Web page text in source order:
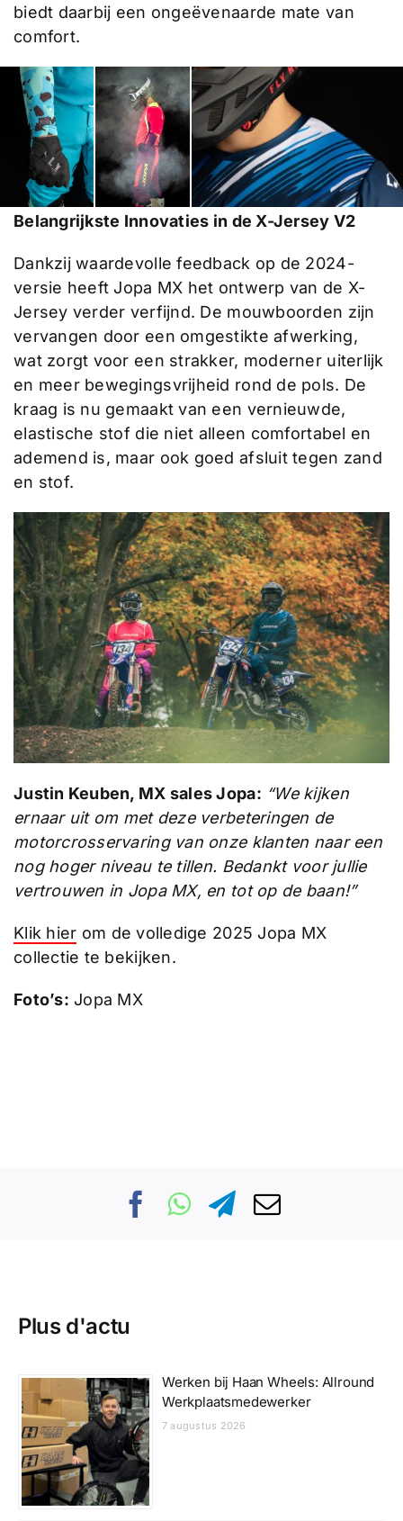
biedt daarbij een ongeëvenaarde mate van
comfort.
Belangrijkste Innovaties in de X-Jersey V2
Dankzij waardevolle feedback op de 2024-
versie heeft Jopa MX het ontwerp van de X-
Jersey verder verfijnd. De mouwboorden zijn
vervangen door een omgestikte afwerking,
wat zorgt voor een strakker, moderner uiterlijk
en meer bewegingsvrijheid rond de pols. De
kraag is nu gemaakt van een vernieuwde,
elastische stof die niet alleen comfortabel en
ademend is, maar ook goed afsluit tegen zand
en stof.
Justin Keuben, MX sales Jopa: “We kijken
ernaar uit om met deze verbeteringen de
motorcrosservaring van onze klanten naar een
nog hoger niveau te tillen. Bedankt voor jullie
vertrouwen in Jopa MX, en tot op de baan!”
Klik hier om de volledige 2025 Jopa MX
collectie te bekijken.
Foto’s: Jopa MX
Plus d'actu
Werken bij Haan Wheels: Allround
Werkplaatsmedewerker
7 augustus 2026